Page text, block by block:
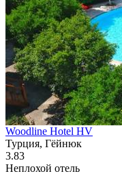
Woodline Hotel HV
Турция, Гёйнюк
3.83
Неплохой отель